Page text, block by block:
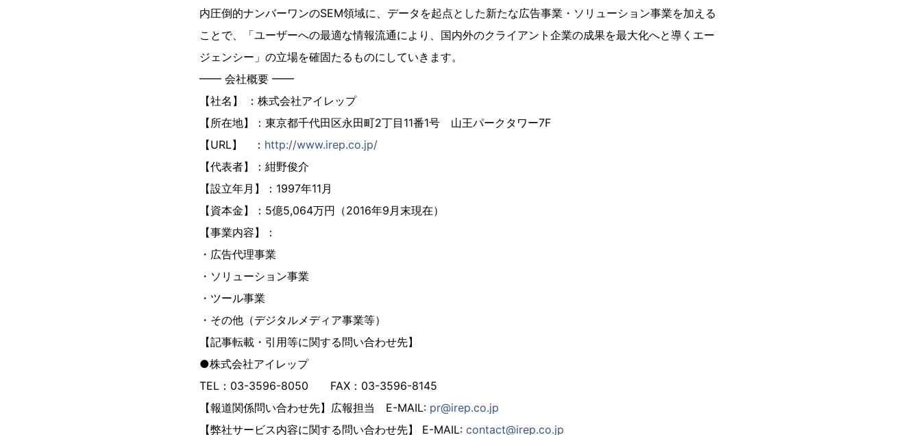
内圧倒的ナンバーワンのSEM領域に、データを起点とした新たな広告事業・ソリューション事業を加える
ことで、「ユーザーへの最適な情報流通により、国内外のクライアント企業の成果を最大化へと導くエー
ジェンシー」の立場を確固たるものにしていきます。
━━ 会社概要 ━━
【社名】 ：株式会社アイレップ
【所在地】：東京都千代田区永田町2丁目11番1号 山王パークタワー7F
【URL】 ： http://www.irep.co.jp/
【代表者】：紺野俊介
【設立年月】：1997年11月
【資本金】：5億5,064万円（2016年9月末現在）
【事業内容】：
・広告代理事業
・ソリューション事業
・ツール事業
・その他（デジタルメディア事業等）
【記事転載・引用等に関する問い合わせ先】
●株式会社アイレップ
TEL：03-3596-8050 FAX：03-3596-8145
【報道関係問い合わせ先】広報担当 E-MAIL: pr@irep.co.jp
【弊社サービス内容に関する問い合わせ先】 E-MAIL: contact@irep.co.jp